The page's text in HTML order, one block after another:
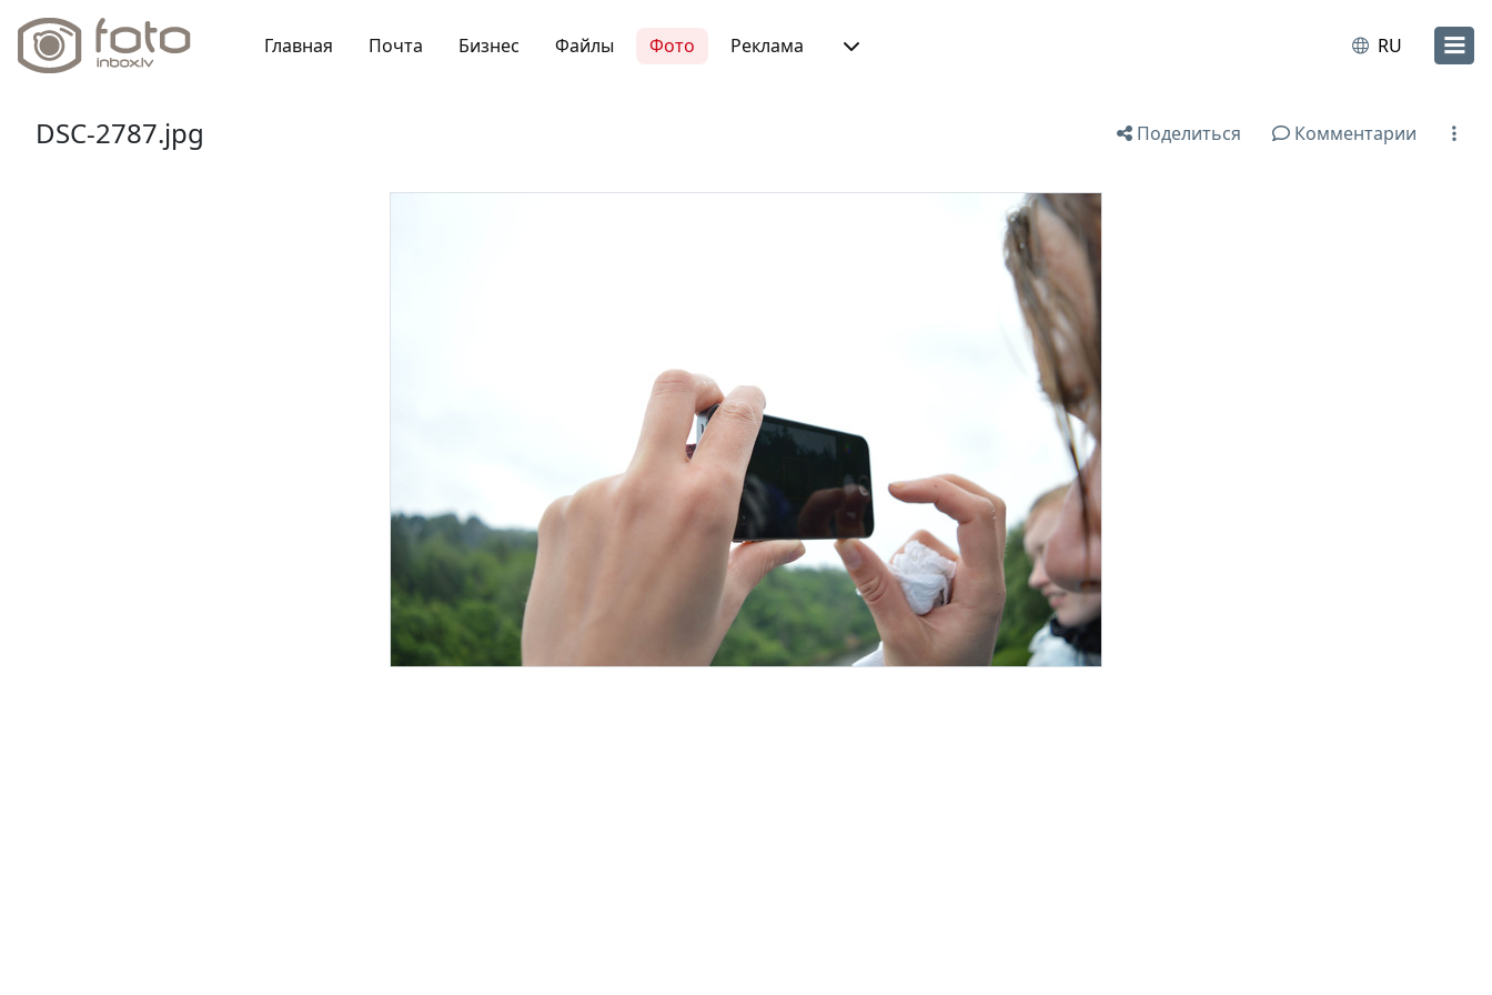
Главная Почта Бизнес Файлы Фото Реклама RU
DSC-2787.jpg Поделиться Комментарии